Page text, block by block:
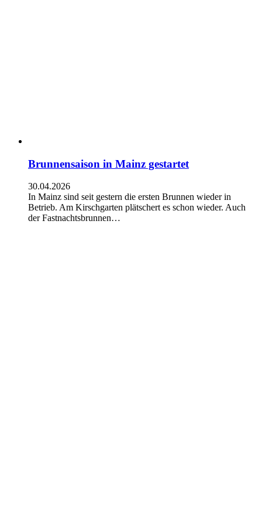
Brunnensaison in Mainz gestartet
30.04.2026
In Mainz sind seit gestern die ersten Brunnen wieder in
Betrieb. Am Kirschgarten plätschert es schon wieder. Auch
der Fastnachtsbrunnen…